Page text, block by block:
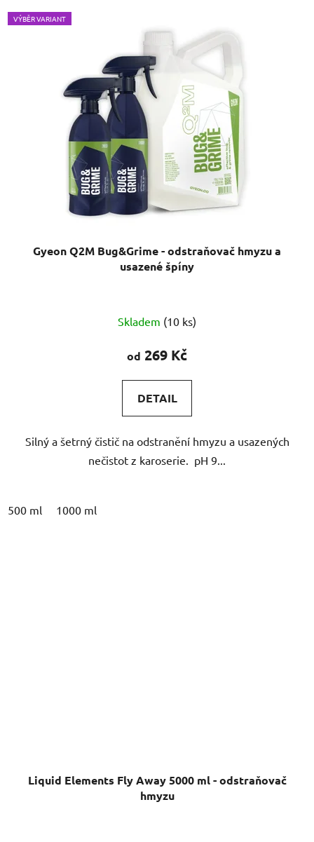
VÝBĚR VARIANT
Gyeon Q2M Bug&Grime - odstraňovač hmyzu a
usazené špíny
hodnocení
produktu
4,9
z
hvězdiček.
Skladem (10 ks)
od 269 Kč
DETAIL
Silný a šetrný čistič na odstranění hmyzu a usazených
nečistot z karoserie. pH 9...
500 ml 1000 ml
Liquid Elements Fly Away 5000 ml - odstraňovač
hmyzu